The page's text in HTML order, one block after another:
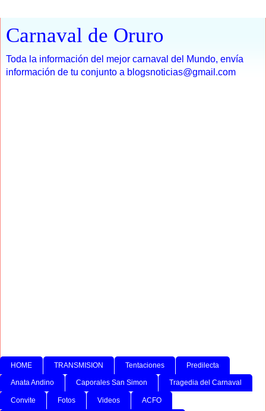
Carnaval de Oruro
Toda la información del mejor carnaval del Mundo, envía
información de tu conjunto a blogsnoticias@gmail.com
HOME TRANSMISION Tentaciones Predilecta
Anata Andino Caporales San Simon Tragedia del Carnaval
Convite Fotos Videos ACFO